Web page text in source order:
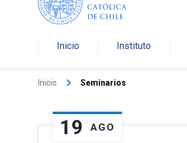
Inicio Instituto
Inicio keyboard_arrow_right Seminarios
19 AGO